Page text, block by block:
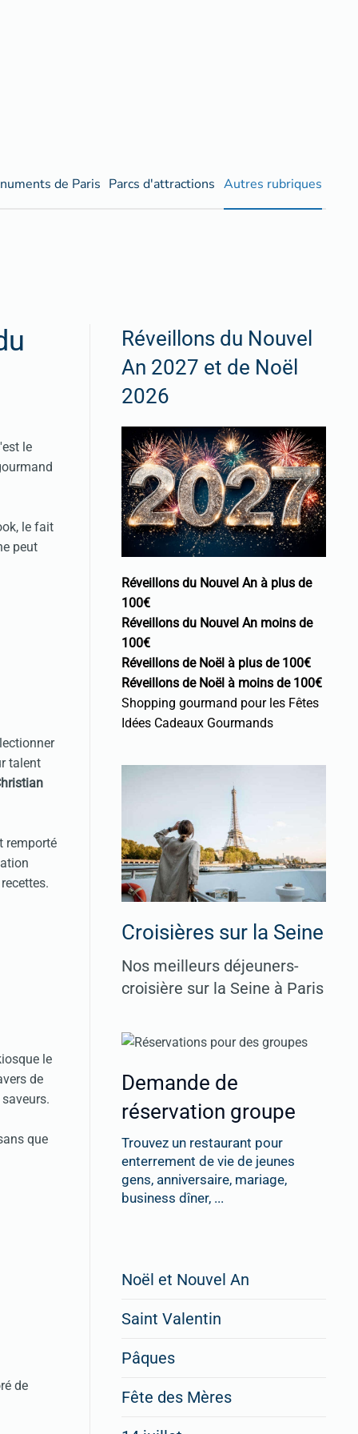
de Paris Parcs d'attractions Autres rubriques
le
le fait
peut
talent
remporté
le
de
que
de
Réveillons du Nouvel
An 2027 et de Noël
2026
Réveillons du Nouvel An à plus de
100€
Réveillons du Nouvel An moins de
100€
Réveillons de Noël à plus de 100€
Réveillons de Noël à moins de 100€
Shopping gourmand pour les Fêtes
Idées Cadeaux Gourmands
Croisières sur la Seine
Nos meilleurs déjeuners-
croisière sur la Seine à Paris
Demande de
réservation groupe
Trouvez un restaurant pour
enterrement de vie de jeunes
gens, anniversaire, mariage,
business dîner, ...
Restaurateurs,
figurer
vos
spéciaux
Noël et Nouvel An
Saint Valentin
Pâques
Fête des Mères